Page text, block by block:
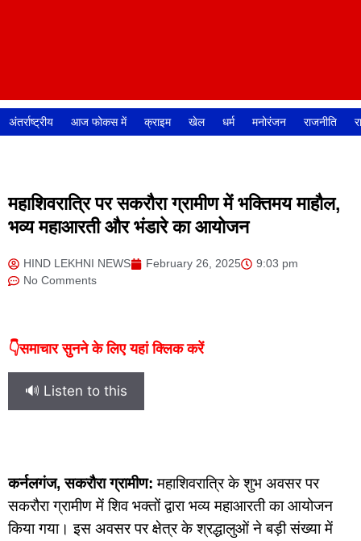
अंतर्राष्ट्रीय आज फोकस में क्राइम खेल धर्म मनोरंजन राजनीति
महाशिवरात्रि पर सकरौरा ग्रामीण में भक्तिमय माहौल,
भव्य महाआरती और भंडारे का आयोजन
HIND LEKHNI NEWS February 26, 2025
9:03 pm
No Comments
👇समाचार सुनने के लिए यहां क्लिक करें
🔊 Listen to this
कर्नलगंज, सकरौरा ग्रामीण: महाशिवरात्रि के शुभ अवसर पर
सकरौरा ग्रामीण में शिव भक्तों द्वारा भव्य महाआरती का आयोजन
किया गया। इस अवसर पर क्षेत्र के श्रद्धालुओं ने बड़ी संख्या में